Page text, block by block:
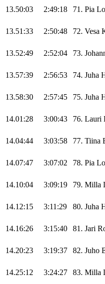
13.50:03 2:49:18 71. Pia
13.51:33 2:50:48 72. Vesa
13.52:49 2:52:04 73.
13.57:39 2:56:53 74. Juha
13.58:30 2:57:45 75. Juha
14.01:28 3:00:43 76. Lauri
14.04:44 3:03:58 77. Tiina
14.07:47 3:07:02 78. Pia
14.10:04 3:09:19 79. Milla
14.12:15 3:11:29 80. Juha
14.16:26 3:15:40 81. Jari
14.20:23 3:19:37 82. Juho
14.25:12 3:24:27 83. Milla